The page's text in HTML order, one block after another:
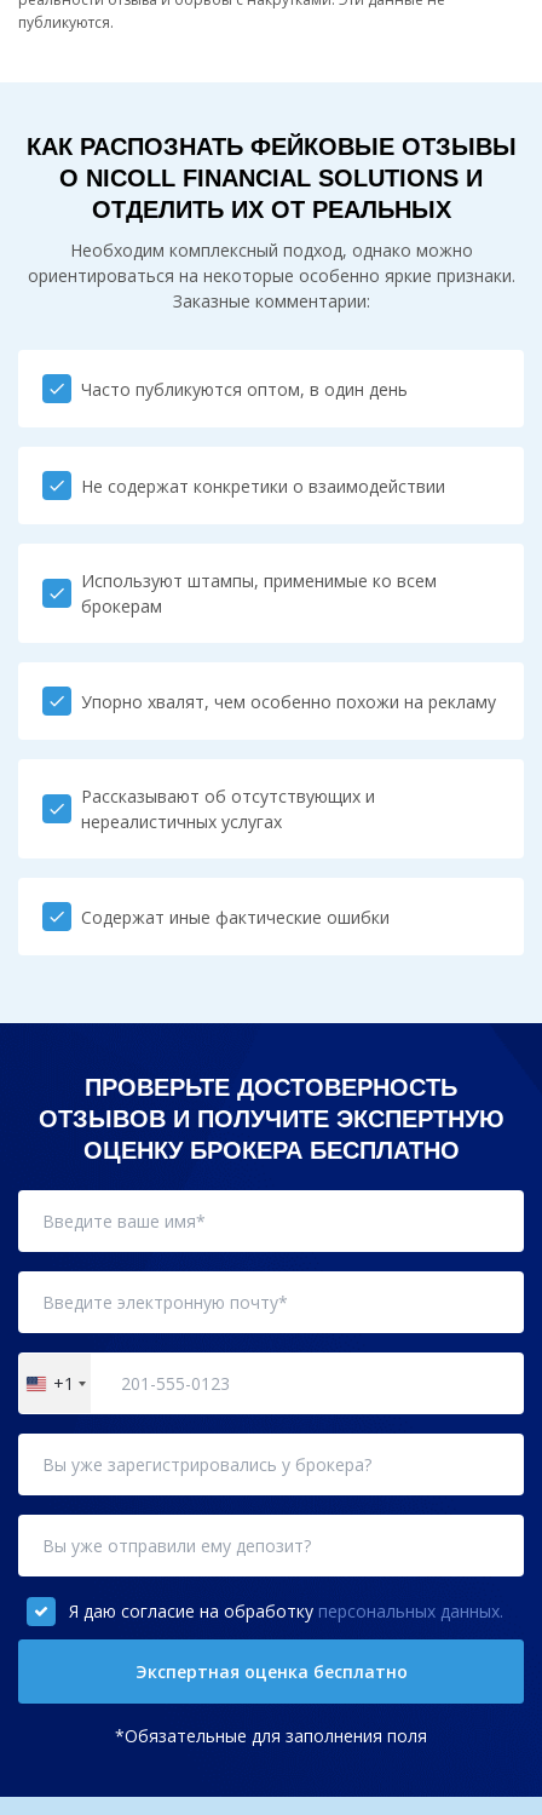
публикуются.
КАК РАСПОЗНАТЬ ФЕЙКОВЫЕ ОТЗЫВЫ
О NICOLL FINANCIAL SOLUTIONS И
ОТДЕЛИТЬ ИХ ОТ РЕАЛЬНЫХ
Необходим комплексный подход, однако можно
ориентироваться на некоторые особенно яркие признаки.
Заказные комментарии:
check Часто публикуются оптом, в один день
check Не содержат конкретики о взаимодействии
check
Используют штампы, применимые ко всем
брокерам
check Упорно хвалят, чем особенно похожи на рекламу
check
Рассказывают об отсутствующих и
нереалистичных услугах
check Содержат иные фактические ошибки
ПРОВЕРЬТЕ ДОСТОВЕРНОСТЬ
ОТЗЫВОВ И ПОЛУЧИТЕ ЭКСПЕРТНУЮ
ОЦЕНКУ БРОКЕРА БЕСПЛАТНО
United
States
+1
Я даю согласие на обработку персональных данных.
Экспертная оценка бесплатно
*Обязательные для заполнения поля